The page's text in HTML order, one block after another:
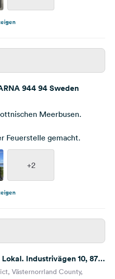
351 Södra JÄVREBODARNA 944 94 Sweden
Meerbusen.
Feuerstelle gemacht.
+2
Industrivägen 10, 873
Västernorrland County,